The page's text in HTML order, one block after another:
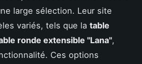
large sélection. Leur site
variés, tels que la table
ronde extensible "Lana",
Ces options